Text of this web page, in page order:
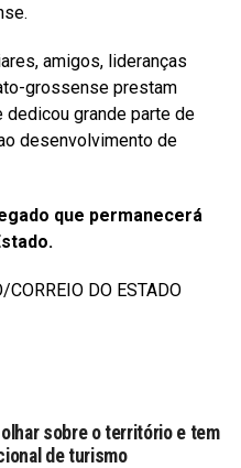
amigos, lideranças
grossense prestam
dedicou grande parte de
desenvolvimento de
que permanecerá
CORREIO DO ESTADO
sobre o território e tem
de turismo